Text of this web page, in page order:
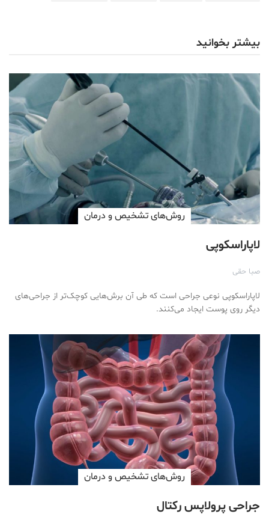
بیشتر بخوانید
روش‌های تشخیص و درمان
لاپاراسکوپی
صبا حقی
لاپاراسکوپی نوعی جراحی است که طی آن برش‌هایی کوچک‌تر از جراحی‌های
دیگر روی پوست ایجاد می‌کنند.
روش‌های تشخیص و درمان
جراحی پرولاپس رکتال